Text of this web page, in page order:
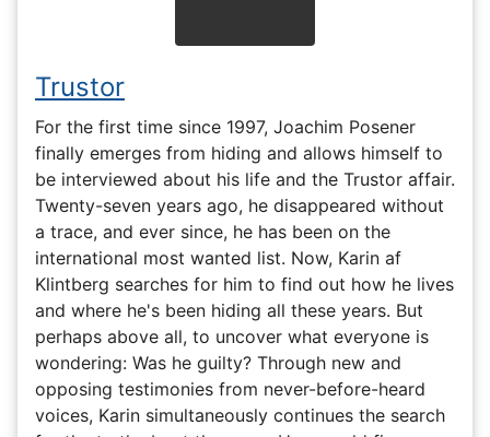
Trustor
For the first time since 1997, Joachim Posener
finally emerges from hiding and allows himself to
be interviewed about his life and the Trustor affair.
Twenty-seven years ago, he disappeared without
a trace, and ever since, he has been on the
international most wanted list. Now, Karin af
Klintberg searches for him to find out how he lives
and where he's been hiding all these years. But
perhaps above all, to uncover what everyone is
wondering: Was he guilty? Through new and
opposing testimonies from never-before-heard
voices, Karin simultaneously continues the search